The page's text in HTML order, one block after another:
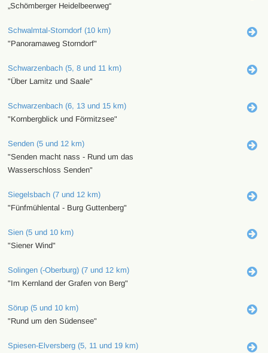
„Schömberger Heidelbeerweg“
Schwalmtal-Storndorf (10 km)
"Panoramaweg Storndorf"
Schwarzenbach (5, 8 und 11 km)
"Über Lamitz und Saale"
Schwarzenbach (6, 13 und 15 km)
"Kornbergblick und Förmitzsee"
Senden (5 und 12 km)
"Senden macht nass - Rund um das
Wasserschloss Senden"
Siegelsbach (7 und 12 km)
"Fünfmühlental - Burg Guttenberg"
Sien (5 und 10 km)
"Siener Wind"
Solingen (-Oberburg) (7 und 12 km)
"Im Kernland der Grafen von Berg"
Sörup (5 und 10 km)
"Rund um den Südensee"
Spiesen-Elversberg (5, 11 und 19 km)